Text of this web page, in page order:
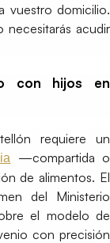
vuestro domicilio.
necesitarás acudir
con hijos en
requiere un
—compartida o
de alimentos. El
del Ministerio
el modelo de
con precisión